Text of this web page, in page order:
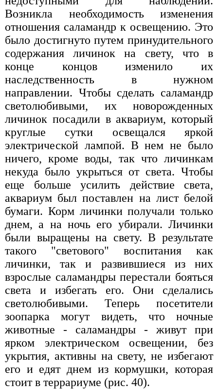
Возникла необходимость изменения
отношения саламандр к освещению. Это
было достигнуто путем принудительного
содержания личинок на свету, что в
конце концов изменило их
наследственность в нужном
направлении. Чтобы сделать саламандр
светолюбивыми, их новорожденных
личинок посадили в аквариум, который
круглые сутки освещался яркой
электрической лампой. В нем не было
ничего, кроме воды, так что личинкам
некуда было укрыться от света. Чтобы
еще больше усилить действие света,
аквариум был поставлен на лист белой
бумаги. Корм личинки получали только
днем, а на ночь его убирали. Личинки
были выращены на свету. В результате
такого "светового" воспитания как
личинки, так и развившиеся из них
взрослые саламандры перестали бояться
света и избегать его. Они сделались
светолюбивыми. Теперь посетители
зоопарка могут видеть, что ночные
животные - саламандры - живут при
ярком электрическом освещении, без
укрытия, активны на свету, не избегают
его и едят днем из кормушки, которая
стоит в террариуме (рис. 40).